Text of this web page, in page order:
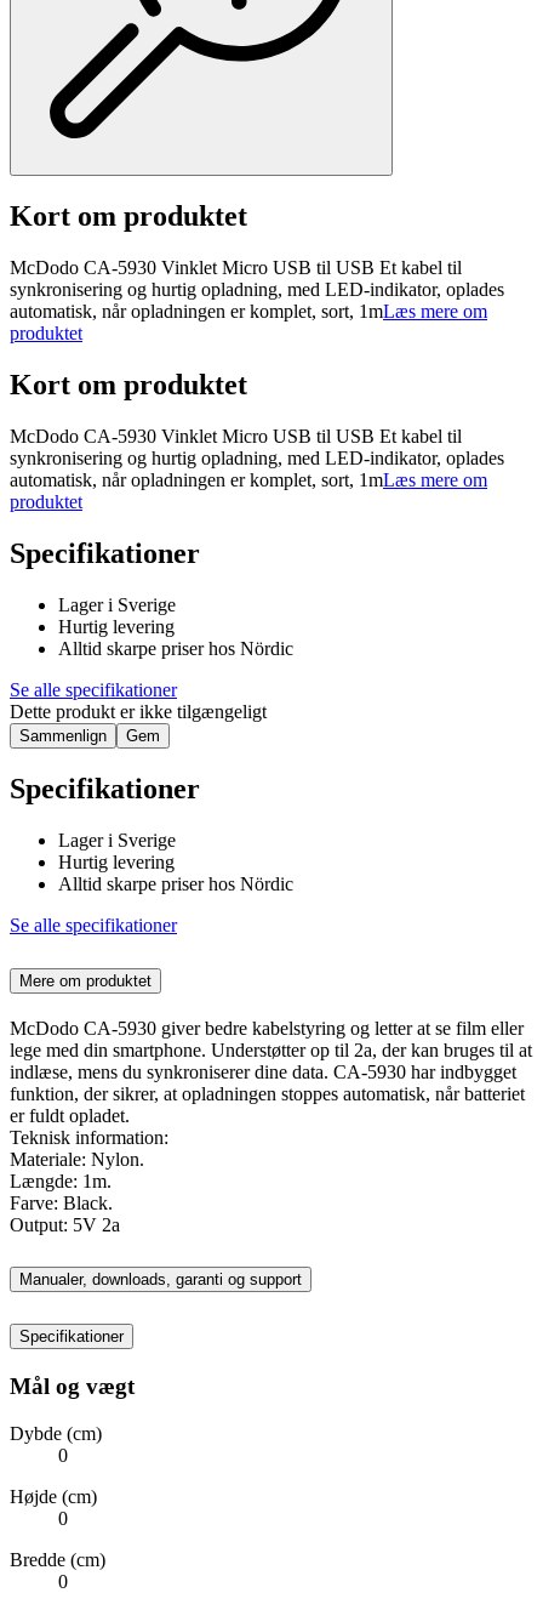
Kort om produktet
McDodo CA-5930 Vinklet Micro USB til USB Et kabel til
synkronisering og hurtig opladning, med LED-indikator, oplades
automatisk, når opladningen er komplet, sort, 1mLæs mere om
produktet
Kort om produktet
McDodo CA-5930 Vinklet Micro USB til USB Et kabel til
synkronisering og hurtig opladning, med LED-indikator, oplades
automatisk, når opladningen er komplet, sort, 1mLæs mere om
produktet
Specifikationer
Lager i Sverige
Hurtig levering
Alltid skarpe priser hos Nördic
Se alle specifikationer
Dette produkt er ikke tilgængeligt
Sammenlign Gem
Specifikationer
Lager i Sverige
Hurtig levering
Alltid skarpe priser hos Nördic
Se alle specifikationer
Mere om produktet
McDodo CA-5930 giver bedre kabelstyring og letter at se film eller
lege med din smartphone. Understøtter op til 2a, der kan bruges til at
indlæse, mens du synkroniserer dine data. CA-5930 har indbygget
funktion, der sikrer, at opladningen stoppes automatisk, når batteriet
er fuldt opladet.
Teknisk information:
Materiale: Nylon.
Længde: 1m.
Farve: Black.
Output: 5V 2a
Manualer, downloads, garanti og support
Specifikationer
Mål og vægt
Dybde (cm)
0
Højde (cm)
0
Bredde (cm)
0